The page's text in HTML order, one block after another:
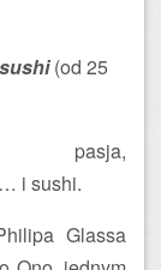
(od 25
pasja,
i sushi.
Glassa